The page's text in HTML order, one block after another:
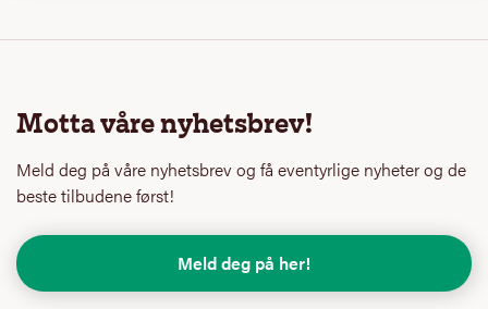
Motta våre nyhetsbrev!
Meld deg på våre nyhetsbrev og få eventyrlige nyheter og de
beste tilbudene først!
Meld deg på her!